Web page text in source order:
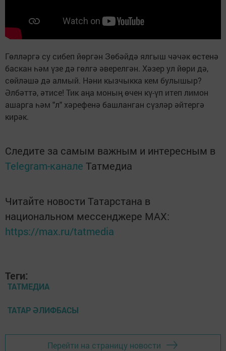
Гөлләргә су сибеп йөргән Зөбәйдә ялгыш чәчәк өстенә
баскан һәм үзе дә гөлгә әверелгән. Хәзер ул йөри дә,
сөйләшә дә алмый. Нәни кызчыкка кем булышыр?
Әлбәттә, әтисе! Тик аңа моның өчен кү-үп итеп лимон
ашарга һәм "л" хәрефенә башланган сүзләр әйтергә
кирәк.
Следите за самым важным и интересным в
Telegram-канале Татмедиа
Читайте новости Татарстана в
национальном мессенджере MАХ:
https://max.ru/tatmedia
Теги:
ТАТМЕДИА
ТАТАР ӘЛИФБАСЫ
Перейти на страницу новости